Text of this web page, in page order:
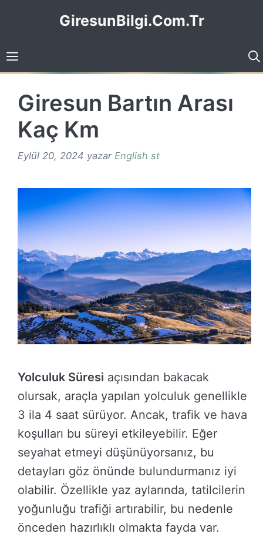
GiresunBilgi.Com.Tr
Giresun Bartın Arası
Kaç Km
Eylül 20, 2024 yazar English st
Yolculuk Süresi açısından bakacak
olursak, araçla yapılan yolculuk genellikle
3 ila 4 saat sürüyor. Ancak, trafik ve hava
koşulları bu süreyi etkileyebilir. Eğer
seyahat etmeyi düşünüyorsanız, bu
detayları göz önünde bulundurmanız iyi
olabilir. Özellikle yaz aylarında, tatilcilerin
yoğunluğu trafiği artırabilir, bu nedenle
önceden hazırlıklı olmakta fayda var.